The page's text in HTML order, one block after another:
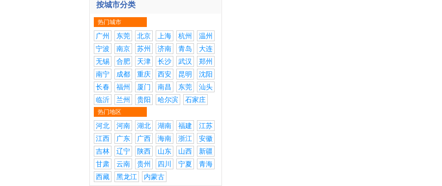
按城市分类
热门城市
广州 东莞 北京 上海 杭州
温州
宁波
南京 苏州 济南 青岛
大连
无锡
合肥 天津 长沙 武汉
郑州
南宁
成都 重庆 西安 昆明
沈阳
长春
福州 厦门 南昌 东莞
汕头
临沂
兰州 贵阳 哈尔滨 石家庄
热门地区
河北 河南 湖北 湖南 福建
江苏
江西
广东 广西 海南 浙江
安徽
吉林
辽宁 陕西 山东 山西
新疆
甘肃
云南 贵州 四川 宁夏
青海
西藏
黑龙江 内蒙古